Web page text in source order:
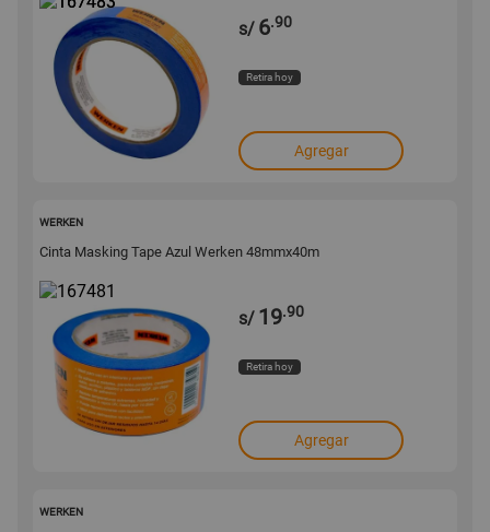
s/ 6.90
Retira hoy
Agregar
WERKEN
Cinta Masking Tape Azul Werken 48mmx40m
s/ 19.90
Retira hoy
Agregar
WERKEN